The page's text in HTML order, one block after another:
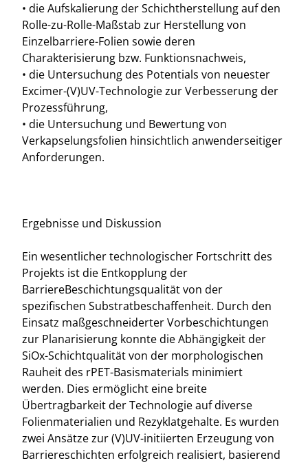
• die Aufskalierung der Schichtherstellung auf den
Rolle-zu-Rolle-Maßstab zur Herstellung von
Einzelbarriere-Folien sowie deren
Charakterisierung bzw. Funktionsnachweis,
• die Untersuchung des Potentials von neuester
Excimer-(V)UV-Technologie zur Verbesserung der
Prozessführung,
• die Untersuchung und Bewertung von
Verkapselungsfolien hinsichtlich anwenderseitiger
Anforderungen.
Ergebnisse und Diskussion
Ein wesentlicher technologischer Fortschritt des
Projekts ist die Entkopplung der
BarriereBeschichtungsqualität von der
spezifischen Substratbeschaffenheit. Durch den
Einsatz maßgeschneiderter Vorbeschichtungen
zur Planarisierung konnte die Abhängigkeit der
SiOx-Schichtqualität von der morphologischen
Rauheit des rPET-Basismaterials minimiert
werden. Dies ermöglicht eine breite
Übertragbarkeit der Technologie auf diverse
Folienmaterialien und Rezyklatgehalte. Es wurden
zwei Ansätze zur (V)UV-initiierten Erzeugung von
Barriereschichten erfolgreich realisiert, basierend